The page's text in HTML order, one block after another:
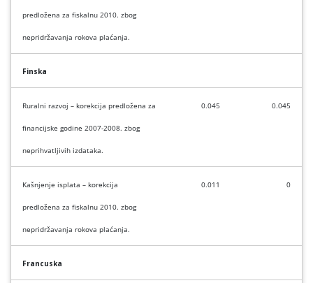
predložena za fiskalnu 2010. zbog
nepridržavanja rokova plaćanja.
Finska
Ruralni razvoj – korekcija predložena za
financijske godine 2007-2008. zbog
neprihvatljivih izdataka.
0.045 0.045
Kašnjenje isplata – korekcija
predložena za fiskalnu 2010. zbog
nepridržavanja rokova plaćanja.
0.011 0
Francuska